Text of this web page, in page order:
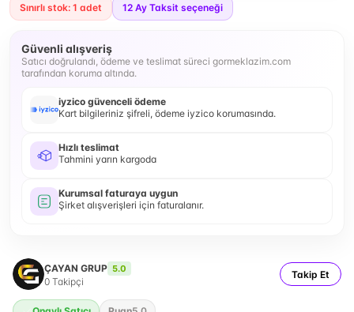
Sınırlı stok: 1 adet 12 Ay Taksit seçeneği
Güvenli alışveriş
Satıcı doğrulandı, ödeme ve teslimat süreci gormeklazim.com
tarafından koruma altında.
iyzico güvenceli ödeme
Kart bilgileriniz şifreli, ödeme iyzico korumasında.
Hızlı teslimat
Tahmini yarın kargoda
Kurumsal faturaya uygun
Şirket alışverişleri için faturalanır.
ÇAYAN GRUP 5.0
0 Takipçi
Takip Et